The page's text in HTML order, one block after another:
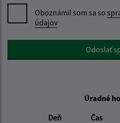
Oboznámil som sa so
údajov
Google reCaptcha ResponseOdoslať
Úradné
Deň
Čas